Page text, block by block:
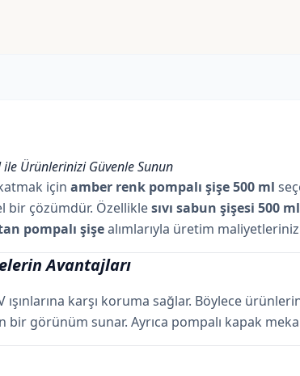
ile Ürünlerinizi Güvenle Sunun
için amber renk pompalı şişe 500 ml
bir çözümdür. Özelliklesıvı sabun şişesi 500 ml
pompalı şişealımlarıyla üretim
Avantajları
ışınlarına karşı koruma sağlar. Böylece
görünüm sunar. Ayrıca pompalı kapak